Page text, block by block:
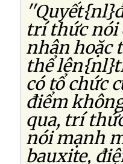
trí thức nói
nhân hoặc
thể
có tổ chức
điểm
qua, trí
nói mạnh
bauxite,